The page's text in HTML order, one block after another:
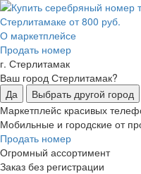
О маркетплейсе
Продать номер
г. Стерлитамак
Ваш город Стерлитамак?
Да
Выбрать другой город
Маркетплейс красивых
Мобильные и городские от
Продать номер
Огромный ассортимент
Заказ без регистрации